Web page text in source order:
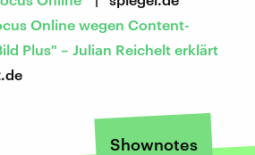
Online wegen Content-
Plus" – Julian Reichelt erklärt
Shownotes